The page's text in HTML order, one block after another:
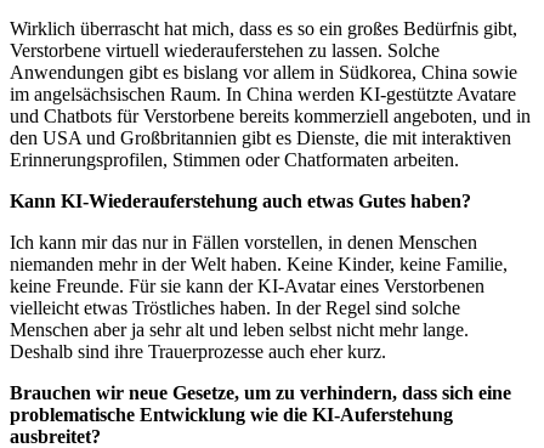
Wirklich überrascht hat mich, dass es so ein großes Bedürfnis gibt,
Verstorbene virtuell wiederauferstehen zu lassen. Solche
Anwendungen gibt es bislang vor allem in Südkorea, China sowie
im angelsächsischen Raum. In China werden KI-gestützte Avatare
und Chatbots für Verstorbene bereits kommerziell angeboten, und in
den USA und Großbritannien gibt es Dienste, die mit interaktiven
Erinnerungsprofilen, Stimmen oder Chatformaten arbeiten.
Kann KI-Wiederauferstehung auch etwas Gutes haben?
Ich kann mir das nur in Fällen vorstellen, in denen Menschen
niemanden mehr in der Welt haben. Keine Kinder, keine Familie,
keine Freunde. Für sie kann der KI-Avatar eines Verstorbenen
vielleicht etwas Tröstliches haben. In der Regel sind solche
Menschen aber ja sehr alt und leben selbst nicht mehr lange.
Deshalb sind ihre Trauerprozesse auch eher kurz.
Brauchen wir neue Gesetze, um zu verhindern, dass sich eine
problematische Entwicklung wie die KI-Auferstehung
ausbreitet?